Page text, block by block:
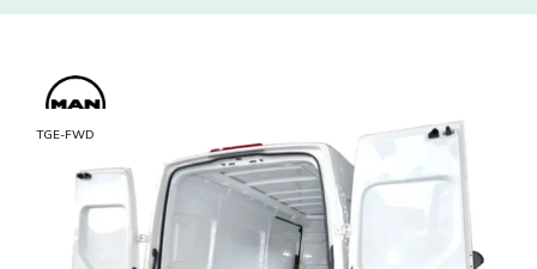
TGE-FWD